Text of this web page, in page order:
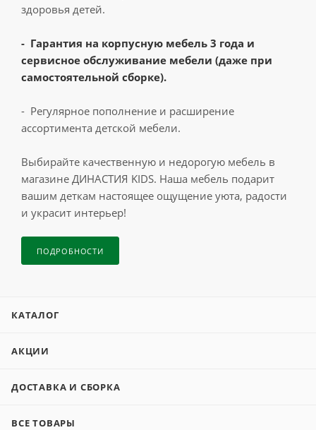
здоровья детей.
- Гарантия на корпусную мебель 3 года и
сервисное обслуживание мебели (даже при
самостоятельной сборке).
- Регулярное пополнение и расширение
ассортимента детской мебели.
Выбирайте качественную и недорогую мебель в
магазине ДИНАСТИЯ KIDS. Наша мебель подарит
вашим деткам настоящее ощущение уюта, радости
и украсит интерьер!
ПОДРОБНОСТИ
КАТАЛОГ
АКЦИИ
ДОСТАВКА И СБОРКА
ВСЕ ТОВАРЫ